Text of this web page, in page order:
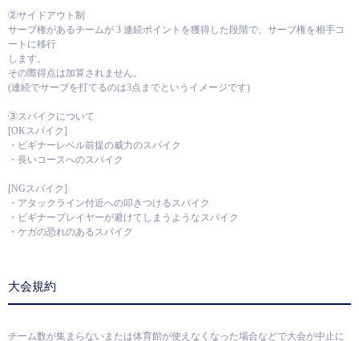
②サイドアウト制
サーブ権があるチームが 3 連続ポイントを獲得した段階で、サーブ権を相手コ
ートに移行
します。
その際得点は加算されません。
(連続でサーブを打てるのは3点までというイメージです)
③スパイクについて
[OKスパイク]
・ビギナーレベル前提の威力のスパイク
・長いコースへのスパイク
[NGスパイク]
・アタックライン付近への叩きつけるスパイク
・ビギナープレイヤーが避けてしまうようなスパイク
・ケガの恐れのあるスパイク
大会規約
チーム数が集まらないまたは体育館が使えなくなった場合などで大会が中止に